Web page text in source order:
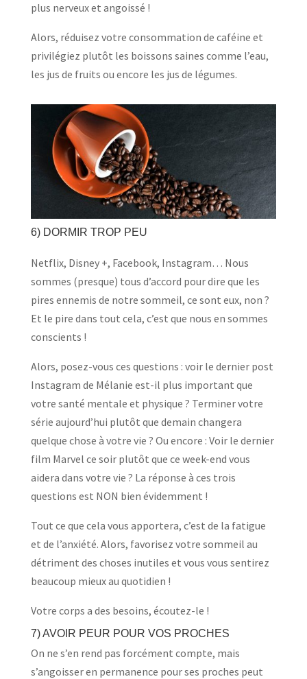
plus nerveux et angoissé !
Alors, réduisez votre consommation de caféine et
privilégiez plutôt les boissons saines comme l’eau,
les jus de fruits ou encore les jus de légumes.
6) DORMIR TROP PEU
Netflix, Disney +, Facebook, Instagram… Nous
sommes (presque) tous d’accord pour dire que les
pires ennemis de notre sommeil, ce sont eux, non ?
Et le pire dans tout cela, c’est que nous en sommes
conscients !
Alors, posez-vous ces questions : voir le dernier post
Instagram de Mélanie est-il plus important que
votre santé mentale et physique ? Terminer votre
série aujourd’hui plutôt que demain changera
quelque chose à votre vie ? Ou encore : Voir le dernier
film Marvel ce soir plutôt que ce week-end vous
aidera dans votre vie ? La réponse à ces trois
questions est NON bien évidemment !
Tout ce que cela vous apportera, c’est de la fatigue
et de l’anxiété. Alors, favorisez votre sommeil au
détriment des choses inutiles et vous vous sentirez
beaucoup mieux au quotidien !
Votre corps a des besoins, écoutez-le !
7) AVOIR PEUR POUR VOS PROCHES
On ne s’en rend pas forcément compte, mais
s’angoisser en permanence pour ses proches peut